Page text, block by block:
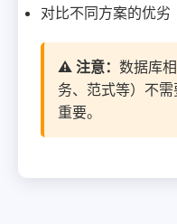
对比不同方案的优劣
⚠️ 注意： 数据库
务、范式等）不
重要。